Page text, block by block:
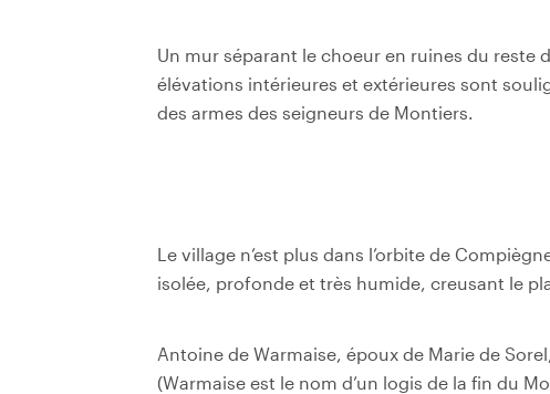
Un mur séparant le choeur en ruines du reste
élévations intérieures et extérieures sont
des armes des seigneurs de Montiers.
Le village n’est plus dans l’orbite de
isolée, profonde et très humide, creusant le
Antoine de Warmaise, époux de Marie de
(Warmaise est le nom d’un logis de la fin du